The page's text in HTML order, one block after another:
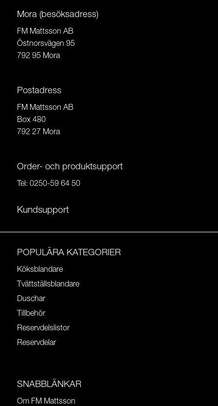
Mora (besöksadress)
FM Mattsson AB
Östnorsvägen 95
792 95 Mora
Postadress
FM Mattsson AB
Box 480
792 27 Mora
Order- och produktsupport
Tel: 0250-59 64 50
Kundsupport
POPULÄRA KATEGORIER
Köksblandare
Tvättställsblandare
Duschar
Tillbehör
Reservdelslistor
Reservdelar
SNABBLÄNKAR
Om FM Mattsson